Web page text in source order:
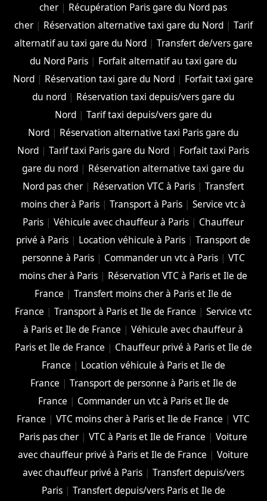
cher | Récupération Paris gare du Nord pas
cher| Réservation alternative taxi gare du Nord| Tarif
alternatif au taxi gare du Nord| Transfert de/vers gare
du Nord Paris| Forfait alternatif au taxi gare du
Nord | Réservation taxi gare du Nord | Forfait taxi gare
du nord| Réservation taxi depuis/vers gare du
Nord| Tarif taxi depuis/vers gare du
Nord| Réservation alternative taxi Paris gare du
Nord |Tarif taxi Paris gare du Nord | Forfait taxi Paris
gare du nord | Réservation alternative taxi gare du
Nord pas cher| Réservation VTC à Paris| Transfert
moins cher à Paris |Transport à Paris |Service vtc à
Paris |Véhicule avec chauffeur à Paris | Chauffeur
privé à Paris | Location véhicule à Paris |Transport de
personne à Paris| Commander un vtc à Paris| VTC
moins cher à Paris | Réservation VTC à Paris et Ile de
France |Transfert moins cher à Paris et Ile de
France |Transport à Paris et Ile de France |Service vtc
à Paris et Ile de France |Véhicule avec chauffeur à
Paris et Ile de France | Chauffeur privé à Paris et Ile de
France | Location véhicule à Paris et Ile de
France | Transport de personne à Paris et Ile de
France | Commander un vtc à Paris et Ile de
France |VTC moins cher à Paris et Ile de France |VTC
Paris pas cher |VTC à Paris et Ile de France |Voiture
avec chauffeur privé à Paris et Ile de France |Voiture
avec chauffeur privé à Paris| Transfert depuis/vers
Paris| Transfert depuis/vers Paris et Ile de